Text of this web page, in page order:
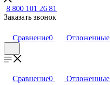
8 800 101 26 81
Заказать звонок
Сравнение0 Отложенные
Сравнение0 Отложенные